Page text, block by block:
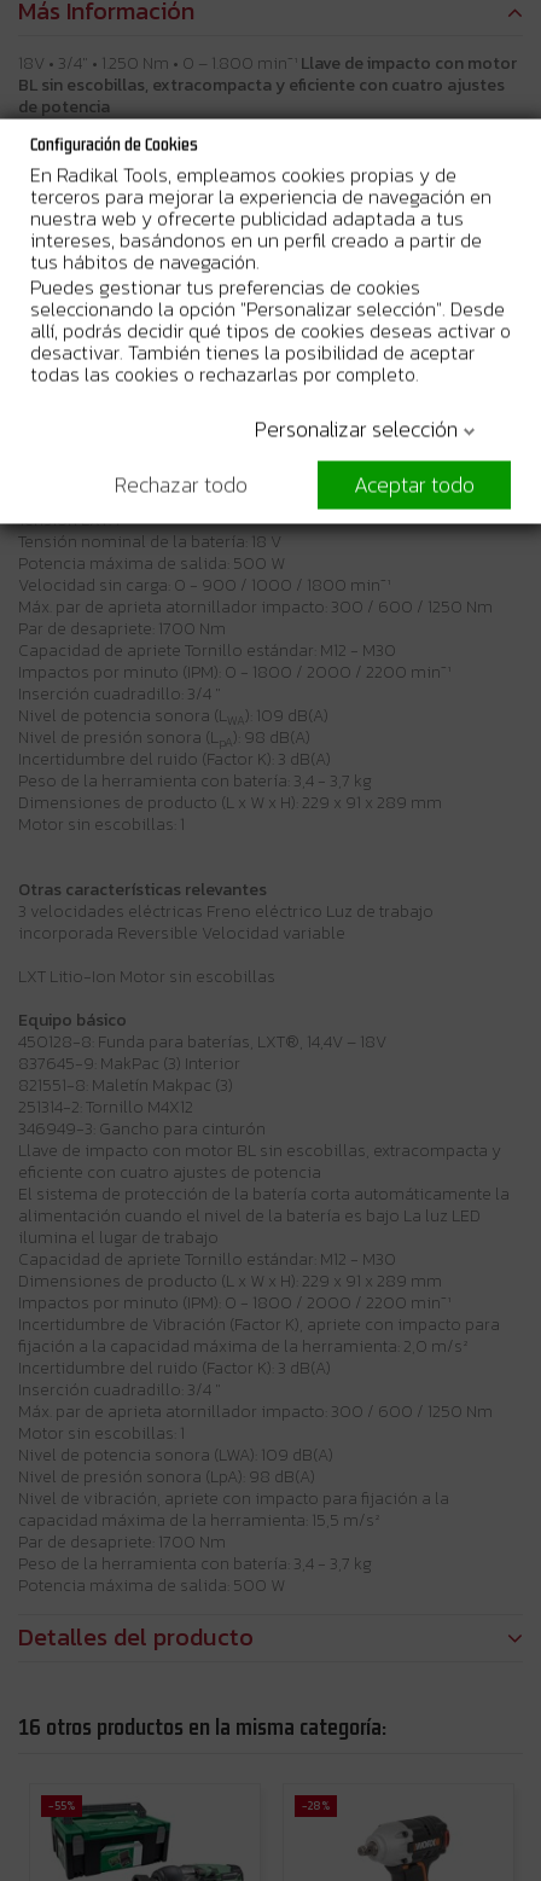
Más Información
18V • 3/4" • 1.250 Nm • 0 – 1.800 min⁻¹Llave de impacto con motor
BL sin escobillas, extracompacta y eficiente con cuatro ajustes
de potencia
Descripción
Llave de Impacto de 3/4" sin escobillas con un par de apriete de
hasta 1.250 Nm. Equipada con una luz LED para mayor
iluminación, esta herramienta es ideal para aplicaciones que
requieren un alto par de apriete. Viene en un maletín MakPac.
Beneficios del usuario
El sistema de protección de la batería corta automáticamente la
alimentación cuando el nivel de la batería es bajo
La luz LED ilumina el lugar de trabajo
Nivel de vibración, apriete con impacto para fijación a la
capacidad máxima de la herramienta: 15,5 m/s²
Incertidumbre de Vibración (Factor K), apriete con impacto para
fijación a la capacidad máxima de la herramienta: 2,0 m/s²
Tensión LXT: 1
Tensión nominal de la batería: 18 V
Potencia máxima de salida: 500 W
Velocidad sin carga: 0 - 900 / 1000 / 1800 min⁻¹
Máx. par de aprieta atornillador impacto: 300 / 600 / 1250 Nm
Par de desapriete: 1700 Nm
Capacidad de apriete Tornillo estándar: M12 - M30
Impactos por minuto (IPM): 0 - 1800 / 2000 / 2200 min⁻¹
Inserción cuadradillo: 3/4 "
Nivel de potencia sonora (LWA ): 109 dB(A)
Nivel de presión sonora (LpA ): 98 dB(A)
Incertidumbre del ruido (Factor K): 3 dB(A)
Peso de la herramienta con batería: 3,4 - 3,7 kg
Dimensiones de producto (L x W x H): 229 x 91 x 289 mm
Motor sin escobillas: 1
Otras características relevantes
3 velocidades eléctricas Freno eléctrico Luz de trabajo
incorporada Reversible Velocidad variable
LXT Litio-Ion Motor sin escobillas
Equipo básico
450128-8: Funda para baterías, LXT®, 14,4V – 18V
837645-9: MakPac (3) Interior
821551-8: Maletín Makpac (3)
251314-2: Tornillo M4X12
346949-3: Gancho para cinturón
Llave de impacto con motor BL sin escobillas, extracompacta y
eficiente con cuatro ajustes de potencia
El sistema de protección de la batería corta automáticamente la
alimentación cuando el nivel de la batería es bajo La luz LED
ilumina el lugar de trabajo
Capacidad de apriete Tornillo estándar: M12 - M30
Dimensiones de producto (L x W x H): 229 x 91 x 289 mm
Impactos por minuto (IPM): 0 - 1800 / 2000 / 2200 min⁻¹
Incertidumbre de Vibración (Factor K), apriete con impacto para
fijación a la capacidad máxima de la herramienta: 2,0 m/s²
Incertidumbre del ruido (Factor K): 3 dB(A)
Inserción cuadradillo: 3/4 "
Máx. par de aprieta atornillador impacto: 300 / 600 / 1250 Nm
Motor sin escobillas: 1
Nivel de potencia sonora (LWA): 109 dB(A)
Nivel de presión sonora (LpA): 98 dB(A)
Nivel de vibración, apriete con impacto para fijación a la
capacidad máxima de la herramienta: 15,5 m/s²
Par de desapriete: 1700 Nm
Peso de la herramienta con batería: 3,4 - 3,7 kg
Potencia máxima de salida: 500 W
Detalles del producto
16 otros productos en la misma categoría:
-55% -28%
Configuración de Cookies
En Radikal Tools, empleamos cookies propias y de
terceros para mejorar la experiencia de navegación en
nuestra web y ofrecerte publicidad adaptada a tus
intereses, basándonos en un perfil creado a partir de
tus hábitos de navegación.
Puedes gestionar tus preferencias de cookies
seleccionando la opción "Personalizar selección". Desde
allí, podrás decidir qué tipos de cookies deseas activar o
desactivar. También tienes la posibilidad de aceptar
todas las cookies o rechazarlas por completo.
Personalizar selección
Rechazar todo
Aceptar todo